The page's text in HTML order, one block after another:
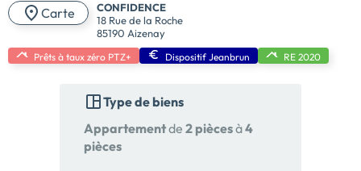
Carte
CONFIDENCE
18 Rue de la Roche
85190 Aizenay
Prêts à taux zéro PTZ+ Dispositif Jeanbrun RE 2020
Type de biens
Appartementde 2 piècesà4
pièces